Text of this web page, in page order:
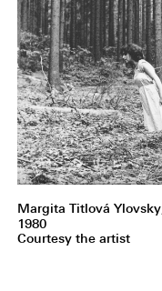
Margita Titlová Ylovsky,
1980
Courtesy the artist